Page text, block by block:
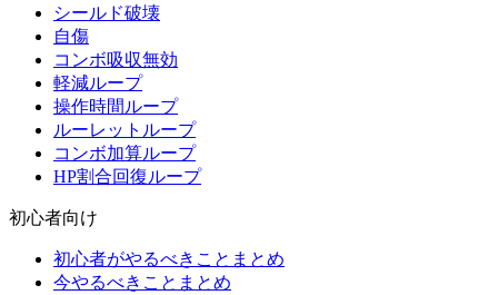
シールド破壊
自傷
コンボ吸収無効
軽減ループ
操作時間ループ
ルーレットループ
コンボ加算ループ
HP割合回復ループ
初心者向け
初心者がやるべきことまとめ
今やるべきことまとめ